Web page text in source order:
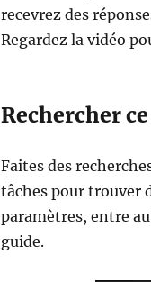
recevrez des
Regardez la vidéo
Rechercher
Faites des
tâches pour trouver
paramètres, entre
guide.